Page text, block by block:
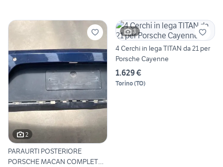
2
PARAURTI POSTERIORE
PORSCHE MACAN COMPLETO
3
4 Cerchi in lega TITAN da 21 per
Porsche Cayenne
1.629 €
Torino(TO)